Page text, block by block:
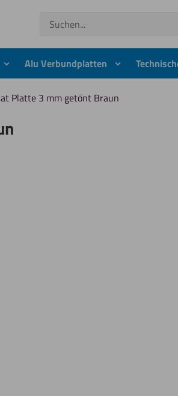
Suchen
Alu Verbundplatten
Platte 3 mm getönt Braun